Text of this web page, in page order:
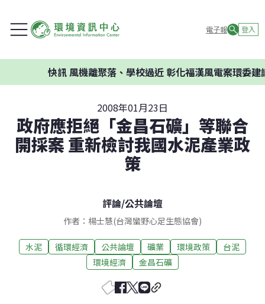
電子報 登入
快訊風機離聚落、學校過近 彰化福漢風電案環委建議
2008年01月23日
政府應拒絕「金昌石礦」等聯合
開採案 重新檢討我國水泥產業政
策
評論/公共論壇
作者：楊士慧(台灣蠻野心足生態協會)
水泥 循環經濟 公共論壇 礦業 環境政策
台泥
環境經濟
金昌石礦